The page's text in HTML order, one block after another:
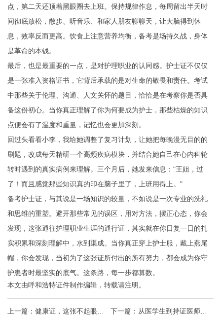
点，第二天还顶着黑眼圈去上班。保持规律作息，每周留出半天时
间彻底放松，散步、听音乐、和家人朋友聊聊天，让大脑得到休
息，效率反而更高。饮食上注意营养均衡，备考是场持久战，身体
是革命的本钱。
最后，也是最重要的一点，是对护理职业的认同感。护士证不仅仅
是一张准入资格证书，它背后承载的是对生命的敬畏和责任。考试
中那些关于伦理、沟通、人文关怀的题目，恰恰是在考察你是否具
备这份初心。当你真正理解了你为何要成为护士，那些枯燥的知识
点便会有了温度和重量，记忆也会更加深刻。
回过头看看小李，我给她调整了复习计划，让她把每晚漫无目的的
刷题，改成每天精研一个高频疾病模块，并结合她自己在心内科轮
转时遇到的真实病例来理解。三个月后，她发来信息："王姐，过
了！而且感觉那些知识真的印在脑子里了，上班用得上。"
备考护士证，与其说是一场知识的较量，不如说是一次专业的洗礼
和思维的重塑。避开那些常见的误区，用对方法，摆正心态，你会
发现，这张通往护理职业生涯的通行证，其实就在你日复一日的扎
实积累和深刻理解中，水到渠成。当你真正穿上护士服，戴上燕尾
帽，你会发现，当初为了这张证所付出的所有努力，都会成为你守
护患者时最坚实的底气。这条路，每一步都算数。
本文由呼和浩特证件制作编辑，转载请注明。
上一篇： 健康证，这张不起眼的 下一篇： 从医学生到持证医师，